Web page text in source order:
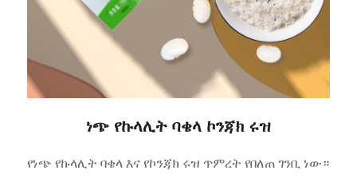
ነጭ የኩላሊት ባቄላ ኮንጃክ ሩዝ
የነጭ የኩላሊት ባቄላ እና የኮንጃክ ሩዝ ጥምረት የበለጠ ገንቢ ነው።